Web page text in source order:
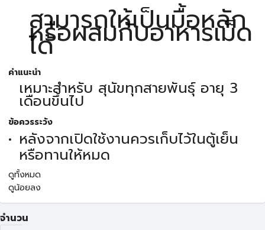
สามารถให้เป็นมื้อหลัก
หรือผสมกับอาหารเม็ด
ได้
คำแนะนำ
เหมาะสำหรับ สุนัขทุกสายพันธุ์ อายุ 3
เดือนขึ้นไป
ข้อควรระวัง
หลังจากเปิดใช้งานควรเก็บไว้ในตู้เย็น
หรือทานให้หมด
ดูทั้งหมด
ดูน้อยลง
จำนวน